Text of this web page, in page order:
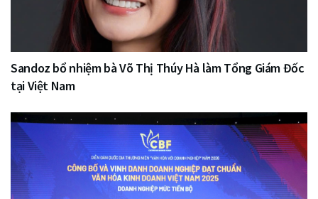
Sandoz bổ nhiệm bà Võ Thị Thúy Hà làm Tổng Giám Đốc
tại Việt Nam